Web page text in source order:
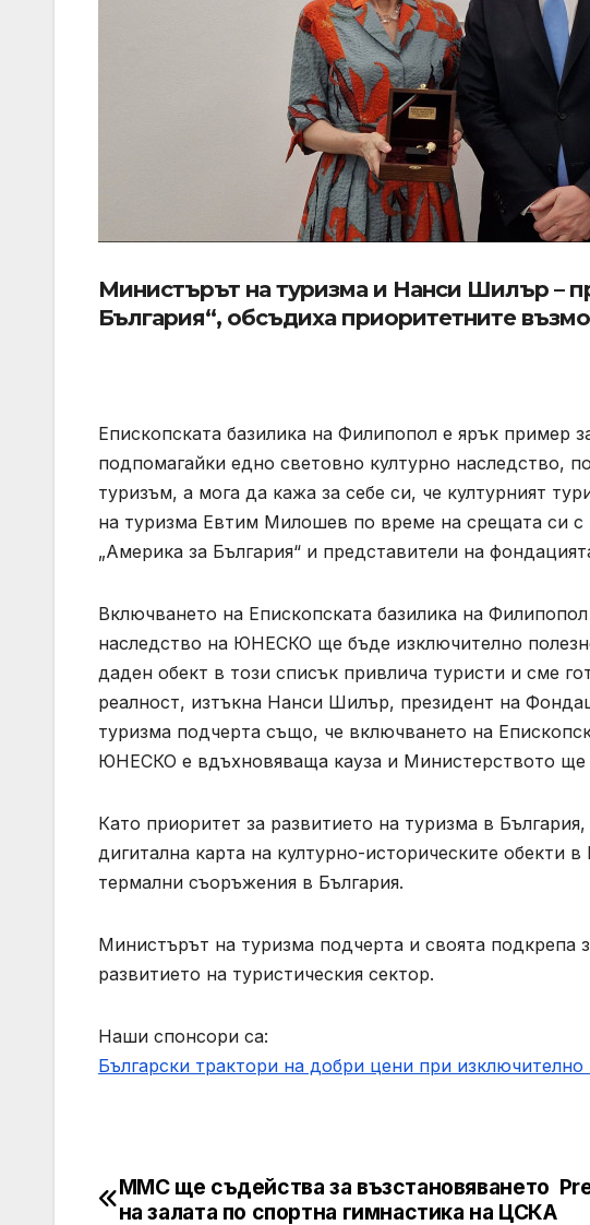
Министърът на туризма и Нанси Шилър –
България“, обсъдиха приоритетните
Епископската базилика на Филипопол е ярък пример
подпомагайки едно световно културно наследство,
туризъм, а мога да кажа за себе си, че културният
на туризма Евтим Милошев по време на срещата си
„Америка за България“ и представители на
Включването на Епископската базилика на
наследство на ЮНЕСКО ще бъде изключително
даден обект в този списък привлича туристи и сме
реалност, изтъкна Нанси Шилър, президент на
туризма подчерта също, че включването на
ЮНЕСКО е вдъхновяваща кауза и Министерството ще
Като приоритет за развитието на туризма в
дигитална карта на културно-историческите обекти
термални съоръжения в България.
Министърът на туризма подчерта и своята подкрепа
развитието на туристическия сектор.
Наши спонсори са:
Български трактори на добри цени при изключително
Post
ММС ще съдейства за възстановяването
на залата по спортна гимнастика на ЦСКА